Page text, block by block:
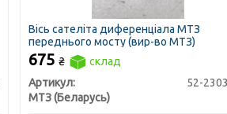
Вісь сателіта диференціала МТЗ
переднього мосту (вир-во МТЗ)
675 ₴
склад
Артикул:
52-
МТЗ (Беларусь)